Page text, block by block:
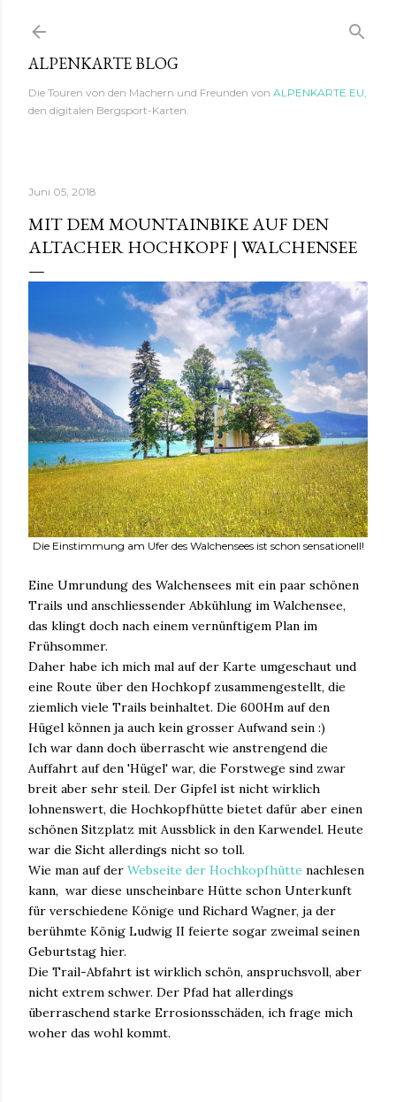
ALPENKARTE BLOG
Die Touren von den Machern und Freunden von ALPENKARTE.EU,
den digitalen Bergsport-Karten.
Juni 05, 2018
MIT DEM MOUNTAINBIKE AUF DEN
ALTACHER HOCHKOPF | WALCHENSEE
Die Einstimmung am Ufer des Walchensees ist schon sensationell!
Eine Umrundung des Walchensees mit ein paar schönen
Trails und anschliessender Abkühlung im Walchensee,
das klingt doch nach einem vernünftigem Plan im
Frühsommer.
Daher habe ich mich mal auf der Karte umgeschaut und
eine Route über den Hochkopf zusammengestellt, die
ziemlich viele Trails beinhaltet. Die 600Hm auf den
Hügel können ja auch kein grosser Aufwand sein :)
Ich war dann doch überrascht wie anstrengend die
Auffahrt auf den 'Hügel' war, die Forstwege sind zwar
breit aber sehr steil. Der Gipfel ist nicht wirklich
lohnenswert, die Hochkopfhütte bietet dafür aber einen
schönen Sitzplatz mit Aussblick in den Karwendel. Heute
war die Sicht allerdings nicht so toll.
Wie man auf der Webseite der Hochkopfhütte nachlesen
kann, war diese unscheinbare Hütte schon Unterkunft
für verschiedene Könige und Richard Wagner, ja der
berühmte König Ludwig II feierte sogar zweimal seinen
Geburtstag hier.
Die Trail-Abfahrt ist wirklich schön, anspruchsvoll, aber
nicht extrem schwer. Der Pfad hat allerdings
überraschend starke Errosionsschäden, ich frage mich
woher das wohl kommt.